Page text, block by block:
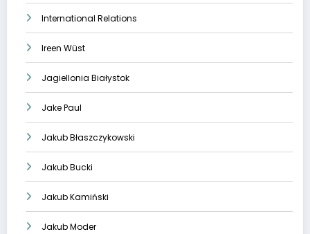
International Relations
Ireen Wüst
Jagiellonia Białystok
Jake Paul
Jakub Błaszczykowski
Jakub Bucki
Jakub Kamiński
Jakub Moder